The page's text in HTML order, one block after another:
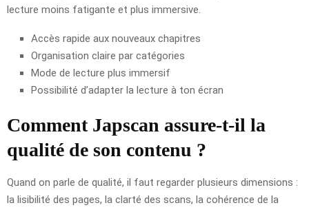
lecture moins fatigante et plus immersive.
Accès rapide aux nouveaux chapitres
Organisation claire par catégories
Mode de lecture plus immersif
Possibilité d’adapter la lecture à ton écran
Comment Japscan assure-t-il la
qualité de son contenu ?
Quand on parle de qualité, il faut regarder plusieurs dimensions :
la lisibilité des pages, la clarté des scans, la cohérence de la